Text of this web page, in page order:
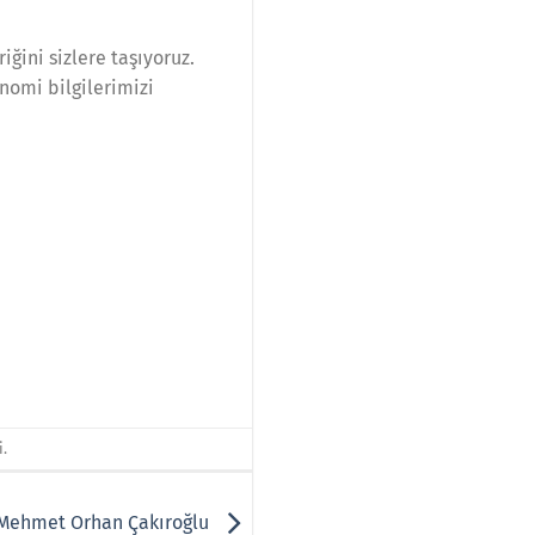
sizlere taşıyoruz.
bilgilerimizi
Orhan Çakıroğlu